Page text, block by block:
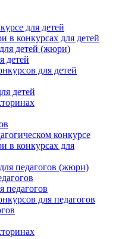
для детей
в конкурсах для детей
детей (жюри)
детей
для детей
детей
конкурсе
в конкурсах для
педагогов (жюри)
педагогов
для педагогов